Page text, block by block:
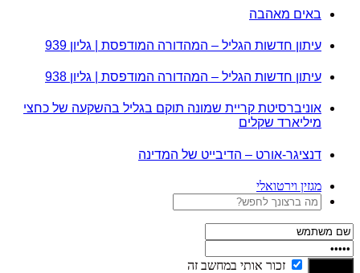
באים מאהבה
עיתון חדשות הגליל – המהדורה המודפסת | גליון 939
עיתון חדשות הגליל – המהדורה המודפסת | גליון 938
אוניברסיטת קריית שמונה תוקם בגליל בהשקעה של כחצי
מיליארד שקלים
דנציגר-אורט – הדיבייט של המדינה
מגזין וירטואלי
זכור אותי במחשב זה